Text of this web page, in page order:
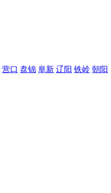
营口 盘锦 阜新 辽阳 铁岭 朝阳